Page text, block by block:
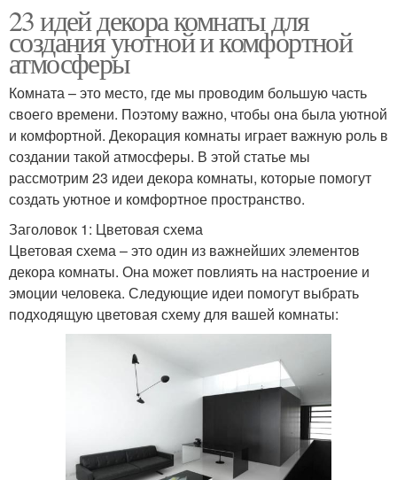
23 идей декора комнаты для
создания уютной и комфортной
атмосферы
Комната – это место, где мы проводим большую часть
своего времени. Поэтому важно, чтобы она была уютной
и комфортной. Декорация комнаты играет важную роль в
создании такой атмосферы. В этой статье мы
рассмотрим 23 идеи декора комнаты, которые помогут
создать уютное и комфортное пространство.
Заголовок 1: Цветовая схема
Цветовая схема – это один из важнейших элементов
декора комнаты. Она может повлиять на настроение и
эмоции человека. Следующие идеи помогут выбрать
подходящую цветовая схему для вашей комнаты: